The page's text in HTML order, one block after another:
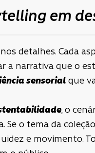
em
detalhes. Cada
a narrativa que o
sensorial que
, o
Se o tema da
e movimento.